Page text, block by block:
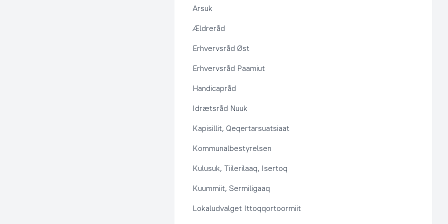
Arsuk
Ældreråd
Erhvervsråd Øst
Erhvervsråd Paamiut
Handicapråd
Idrætsråd Nuuk
Kapisillit, Qeqertarsuatsiaat
Kommunalbestyrelsen
Kulusuk, Tiilerilaaq, Isertoq
Kuummiit, Sermiligaaq
Lokaludvalget Ittoqqortoormiit